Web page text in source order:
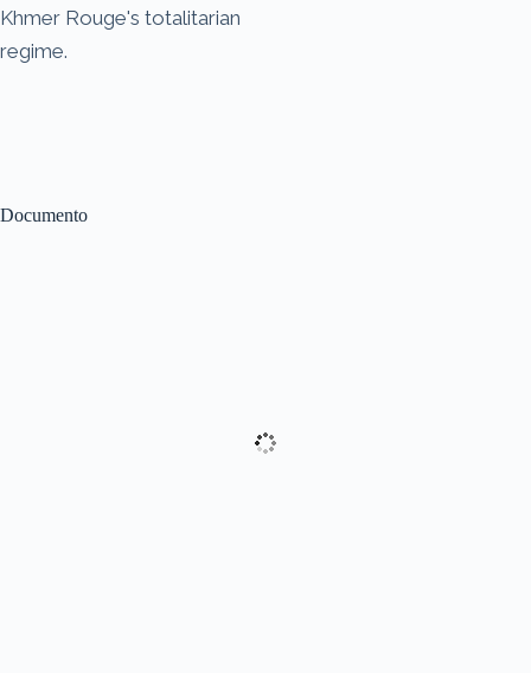
Documento
Khmer Rouge's totalitarian
regime.